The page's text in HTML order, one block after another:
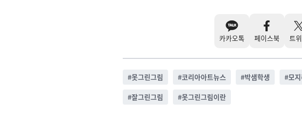
카카오톡 페이스북 트
#못그린그림 #코리아아트뉴스 #박샘학생 #모
#잘그린그림 #못그린그림이란